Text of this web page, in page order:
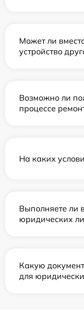
Может ли
устройство
Возможно ли
процессе
На каких
Выполняете ли
юридических
Какую
для